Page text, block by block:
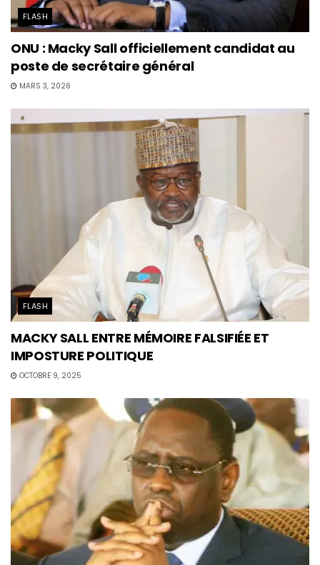
FLASH
ONU : Macky Sall officiellement candidat au
poste de secrétaire général
MARS 3, 2026
FLASH
MACKY SALL ENTRE MÉMOIRE FALSIFIÉE ET
IMPOSTURE POLITIQUE
OCTOBRE 9, 2025